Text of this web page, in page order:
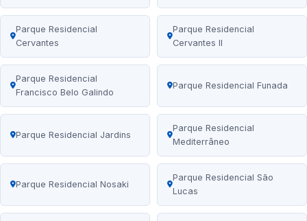
Parque Residencial
Cervantes
Parque Residencial
Cervantes II
Parque Residencial
Francisco Belo Galindo
Parque Residencial Funada
Parque Residencial Jardins
Parque Residencial
Mediterrâneo
Parque Residencial Nosaki
Parque Residencial São
Lucas